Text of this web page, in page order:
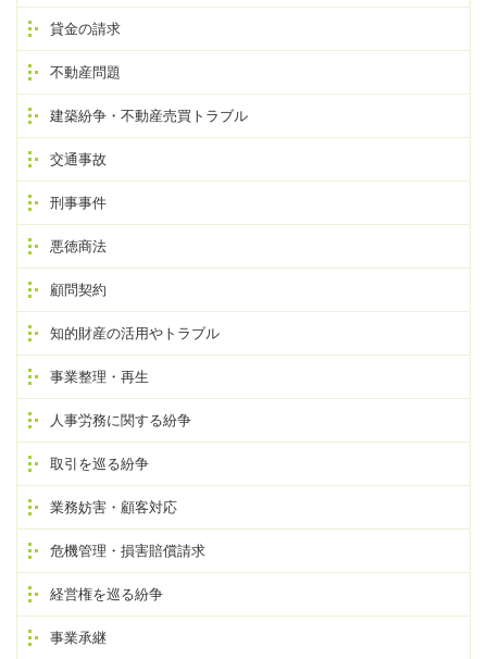
貸金の請求
不動産問題
建築紛争・不動産売買トラブル
交通事故
刑事事件
悪徳商法
顧問契約
知的財産の活用やトラブル
事業整理・再生
人事労務に関する紛争
取引を巡る紛争
業務妨害・顧客対応
危機管理・損害賠償請求
経営権を巡る紛争
事業承継